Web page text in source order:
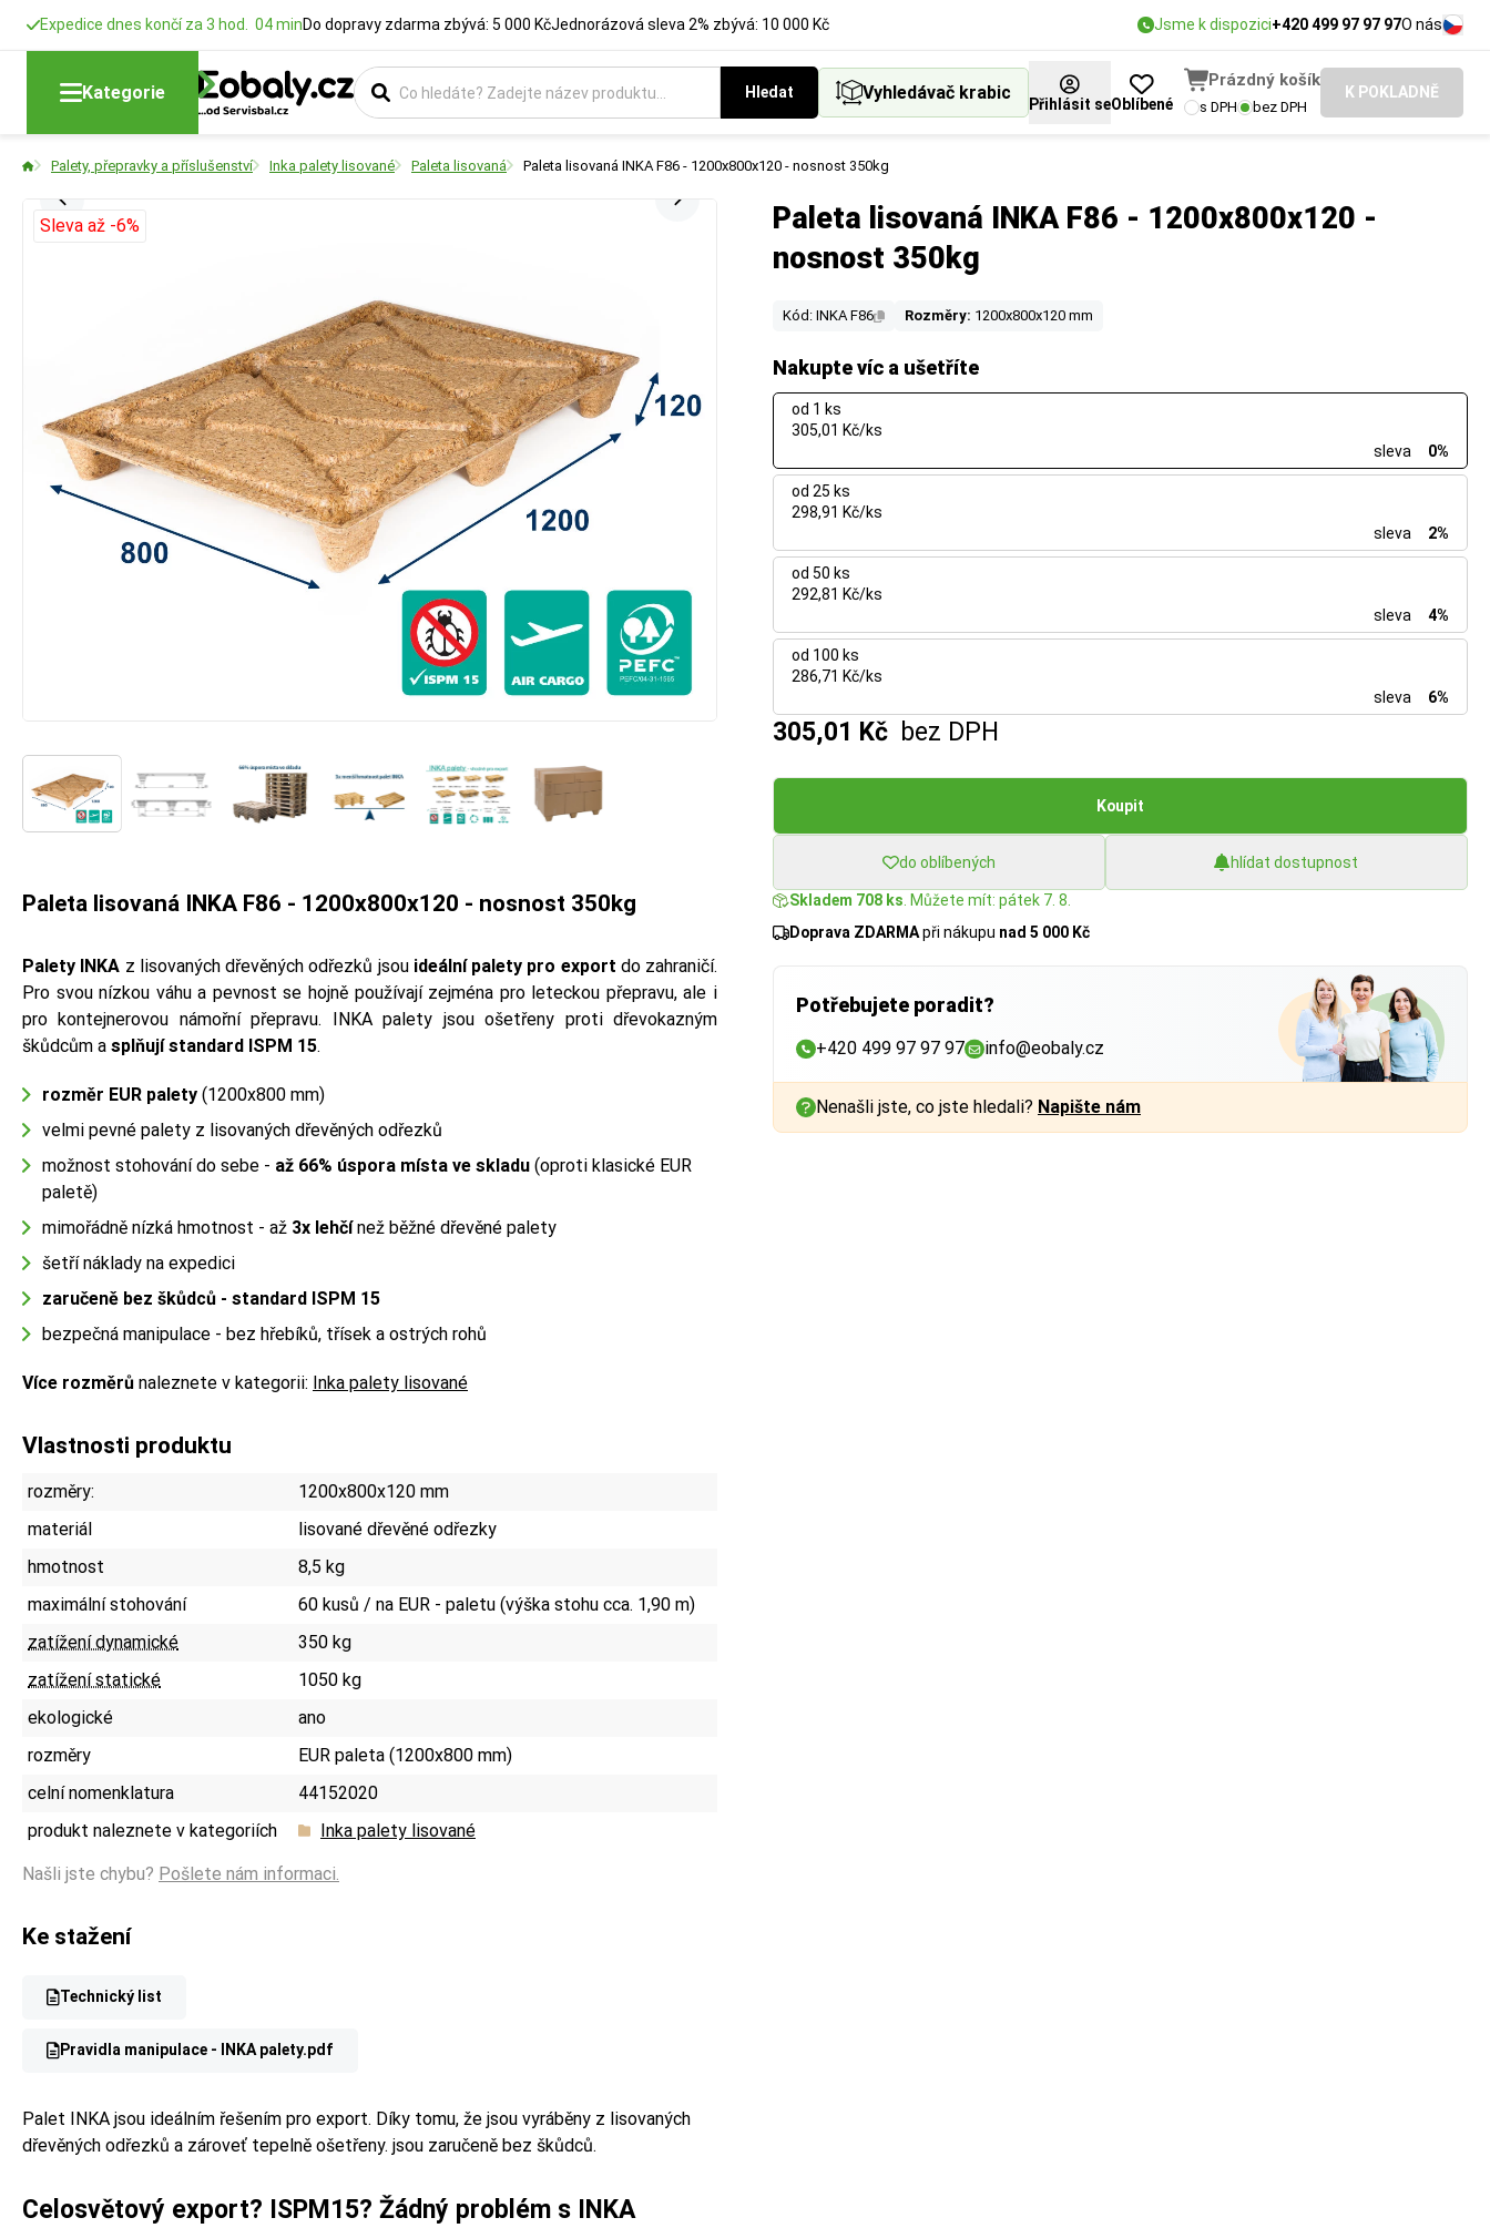
Expedice dnes končí za 3 hod. 04 minDo dopravy zdarma zbývá: 5 000 KčJednorázová sleva 2% zbývá: 10 000 Kč Jsme k dispozici+420 499 97 97 97O nás
Kategorie Hledat Vyhledávač krabic
Přihlásit seOblíbené
Prázdný košík
s DPH bez DPH
K POKLADNĚ
Palety, přepravky a příslušenství Inka palety lisované Paleta lisovaná Paleta lisovaná INKA F86 - 1200x800x120 - nosnost 350kg
Paleta lisovaná INKA F86 - 1200x800x120 -
nosnost 350kg
Kód: INKA F86 Rozměry: 1200x800x120 mm
Nakupte víc a ušetříte
od 1 ks
305,01 Kč/ks
sleva
0%
od 25 ks
298,91 Kč/ks
sleva
2%
od 50 ks
292,81 Kč/ks
sleva
4%
od 100 ks
286,71 Kč/ks
sleva
6%
305,01 Kč bez DPH
Koupit
do oblíbených hlídat dostupnost
Skladem 708 ks . Můžete mít: pátek 7. 8.
Doprava ZDARMApři nákupu nad 5 000 Kč
Potřebujete poradit?
+420 499 97 97 97 info@eobaly.cz
Nenašli jste, co jste hledali? Napište nám
Sleva až -6%
Paleta lisovaná INKA F86 - 1200x800x120 - nosnost 350kg
Palety INKA z lisovaných dřevěných odřezků jsou ideální palety pro export do zahraničí.
Pro svou nízkou váhu a pevnost se hojně používají zejména pro leteckou přepravu, ale i
pro kontejnerovou námořní přepravu. INKA palety jsou ošetřeny proti dřevokazným
škůdcům a splňují standard ISPM 15.
rozměr EUR palety (1200x800 mm)
velmi pevné palety z lisovaných dřevěných odřezků
možnost stohování do sebe - až 66% úspora místa ve skladu (oproti klasické EUR
paletě)
mimořádně nízká hmotnost - až 3x lehčínež běžné dřevěné palety
šetří náklady na expedici
zaručeně bez škůdců - standard ISPM 15
bezpečná manipulace - bez hřebíků, třísek a ostrých rohů
Více rozměrů naleznete v kategorii: Inka palety lisované
Vlastnosti produktu
rozměry:
1200x800x120 mm
materiál
lisované dřevěné odřezky
hmotnost
8,5 kg
maximální stohování
60 kusů / na EUR - paletu (výška stohu cca. 1,90 m)
zatížení dynamické
350 kg
zatížení statické
1050 kg
ekologické
ano
rozměry
EUR paleta (1200x800 mm)
celní nomenklatura
44152020
produkt naleznete v kategoriích
Inka palety lisované
Našli jste chybu? Pošlete nám informaci.
Ke stažení
Technický list
Pravidla manipulace - INKA palety.pdf
Palet INKA jsou ideálním řešením pro export. Díky tomu, že jsou vyráběny z lisovaných
dřevěných odřezků a zároveť tepelně ošetřeny. jsou zaručeně bez škůdců.
Celosvětový export? ISPM15? Žádný problém s INKA